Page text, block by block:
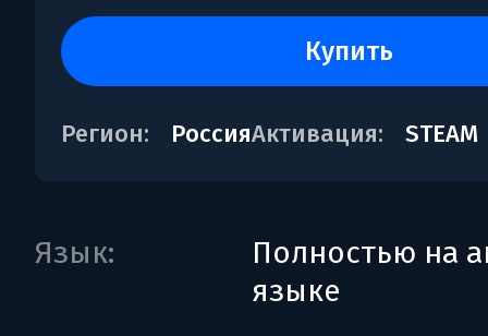
купить
Регион: РоссияАктивация: STEAM
Язык:
Полностью на
языке